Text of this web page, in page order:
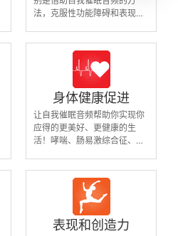
法，克服性功能障碍和表现焦
性自信，克服因性焦虑引起的
问题，改善人际关系。
身体健康促进
让自我催眠音频帮助你实现你
应得的更美好、更健康的生
活！哮喘、肠易激综合征、血
表现和创造力